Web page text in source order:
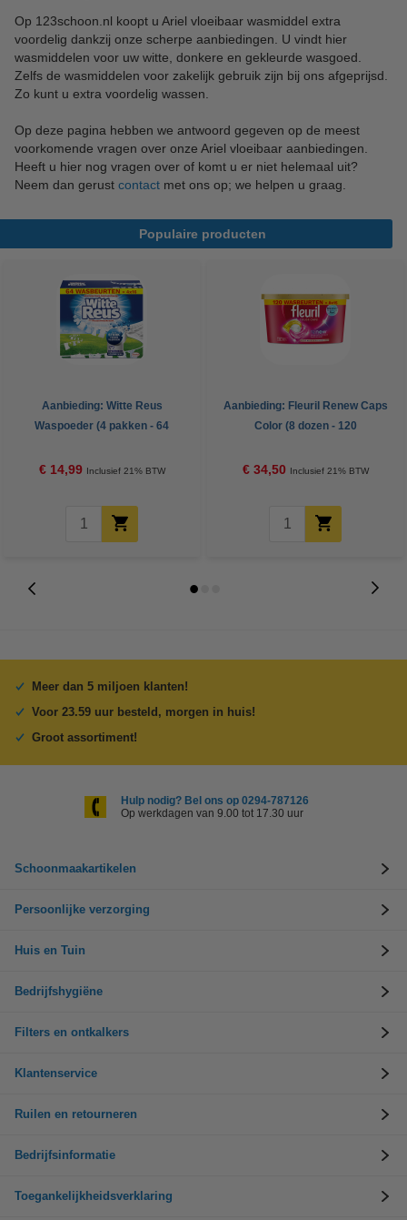
Op 123schoon.nl koopt u Ariel vloeibaar wasmiddel extra
voordelig dankzij onze scherpe aanbiedingen. U vindt hier
wasmiddelen voor uw witte, donkere en gekleurde wasgoed.
Zelfs de wasmiddelen voor zakelijk gebruik zijn bij ons afgeprijsd.
Zo kunt u extra voordelig wassen.
Op deze pagina hebben we antwoord gegeven op de meest
voorkomende vragen over onze Ariel vloeibaar aanbiedingen.
Heeft u hier nog vragen over of komt u er niet helemaal uit?
Neem dan gerust contact met ons op; we helpen u graag.
Populaire producten
Aanbieding: Witte Reus
Waspoeder (4 pakken - 64
€ 14,99 Inclusief 21% BTW
Aanbieding: Fleuril Renew Caps
Color (8 dozen - 120
€ 34,50 Inclusief 21% BTW
Meer dan 5 miljoen klanten!
Voor 23.59 uur besteld, morgen in huis!
Groot assortiment!
Hulp nodig? Bel ons op 0294-787126
Op werkdagen van 9.00 tot 17.30 uur
Schoonmaakartikelen
Persoonlijke verzorging
Huis en Tuin
Bedrijfshygiëne
Filters en ontkalkers
Klantenservice
Ruilen en retourneren
Bedrijfsinformatie
Toegankelijkheidsverklaring